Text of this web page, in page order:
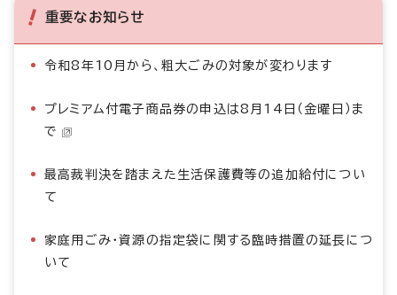
重要なお知らせ
令和8年10月から、粗大ごみの対象が変わります
プレミアム付電子商品券の申込は8月14日（金曜日）ま
で
最高裁判決を踏まえた生活保護費等の追加給付につい
て
家庭用ごみ・資源の指定袋に関する臨時措置の延長につ
いて